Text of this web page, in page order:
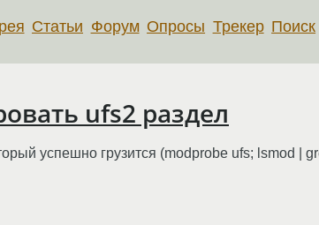
Статьи Форум Опросы Трекер Поиск
ufs2 раздел
успешно грузится (modprobe ufs; lsmod |